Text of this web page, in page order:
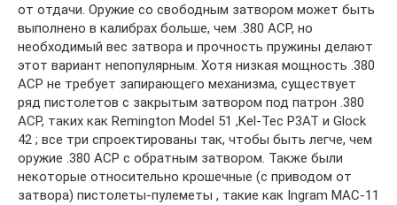
от отдачи. Оружие со свободным затвором может быть
выполнено в калибрах больше, чем .380 ACP, но
необходимый вес затвора и прочность пружины делают
этот вариант непопулярным. Хотя низкая мощность .380
ACP не требует запирающего механизма, существует
ряд пистолетов с закрытым затвором под патрон .380
ACP, таких как Remington Model 51 ,Kel-Tec P3AT и Glock
42 ; все три спроектированы так, чтобы быть легче, чем
оружие .380 ACP с обратным затвором. Также были
некоторые относительно крошечные (с приводом от
затвора) пистолеты-пулеметы , такие как Ingram MAC-11